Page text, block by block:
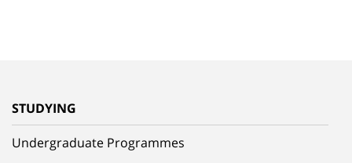
STUDYING
Undergraduate Programmes